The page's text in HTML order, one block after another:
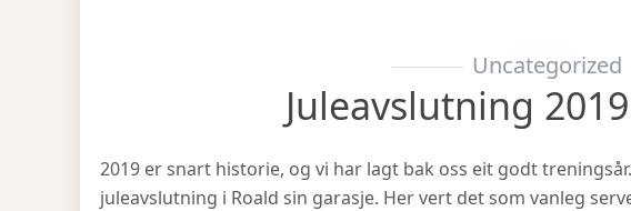
Uncategorized
Juleavslutning 2019
2019 er snart historie, og vi har lagt bak oss eit godt
juleavslutning i Roald sin garasje. Her vert det som vanleg